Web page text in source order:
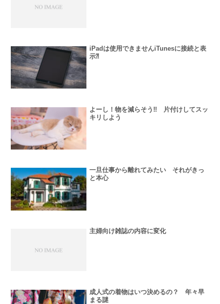
iPadは使用できませんiTunesに接続と表
示⁈
よーし！物を減らそう‼︎ 片付けしてスッ
キリしよう
一旦仕事から離れてみたい それがきっ
と本心
主婦向け雑誌の内容に変化
成人式の着物はいつ決めるの？ 年々早
まる謎